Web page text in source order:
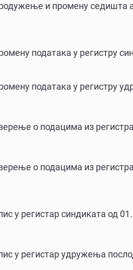
и промену седишта
података у регистру
података у регистру
о подацима из
о подацима из
у регистар синдиката од
у регистар удружења